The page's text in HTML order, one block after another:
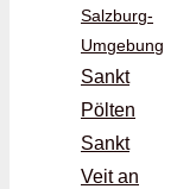
Salzburg-
Umgebung
Sankt
Pölten
Sankt
Veit an